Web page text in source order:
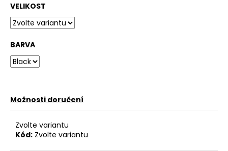
VELIKOST
BARVA
Možnosti doručení
Zvolte variantu
Kód: Zvolte variantu